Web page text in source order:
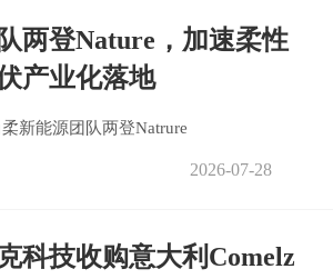
两登Nature，加速柔性
产业化落地
新能源团队两登Natrure
2026-07-28
科技收购意大利Comelz